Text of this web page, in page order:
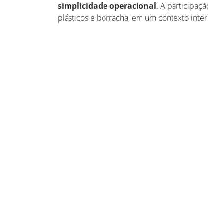
simplicidade operacional. A
plásticos e borracha, em um contexto